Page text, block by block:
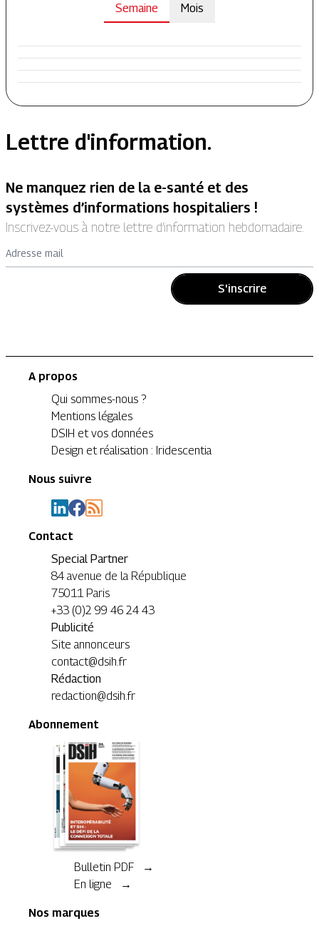
Semaine Mois
Lettre d'information.
Ne manquez rien de la e-santé et des
systèmes d’informations hospitaliers !
Inscrivez-vous à notre lettre d’information hebdomadaire.
Adresse mail
S'inscrire
A propos
Qui sommes-nous ?
Mentions légales
DSIH et vos données
Design et réalisation : Iridescentia
Nous suivre
Contact
Special Partner
84 avenue de la République
75011 Paris
+33 (0)2 99 46 24 43
Publicité
Site annonceurs
contact@dsih.fr
Rédaction
redaction@dsih.fr
Abonnement
Bulletin PDF →
En ligne →
Nos marques